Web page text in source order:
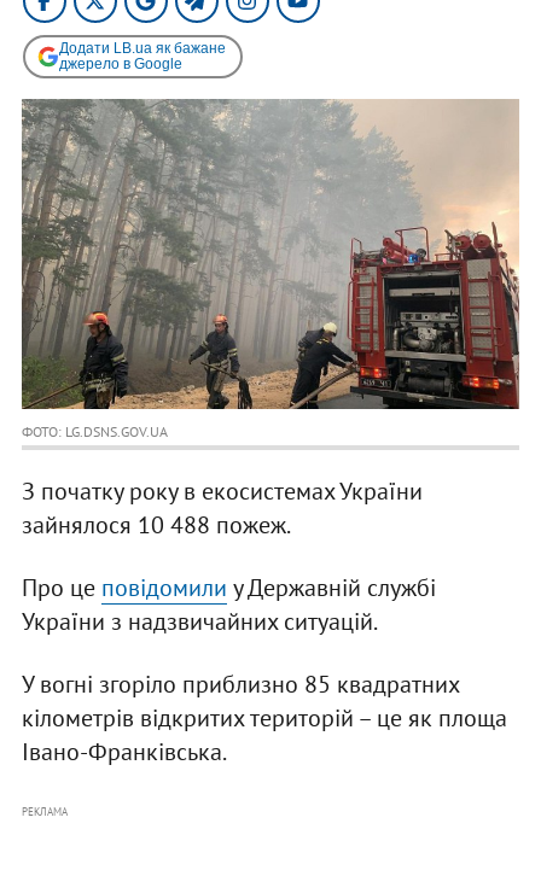
Додати LB.ua як бажане
джерело в Google
ФОТО: LG.DSNS.GOV.UA
З початку року в екосистемах України
зайнялося 10 488 пожеж.
Про це повідомили у Державній службі
України з надзвичайних ситуацій.
У вогні згоріло приблизно 85 квадратних
кілометрів відкритих територій – це як площа
Івано-Франківська.
РЕКЛАМА